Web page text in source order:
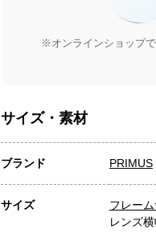
サイズ・素材
ブランド PRIMUS
サイズ
フレー
レンズ
※オンラインショップ